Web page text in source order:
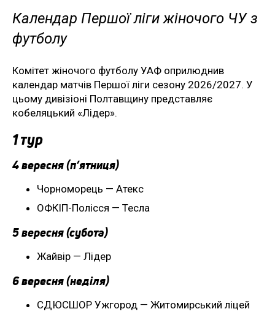
Календар Першої ліги жіночого ЧУ з
футболу
Комітет жіночого футболу УАФ оприлюднив
календар матчів Першої ліги сезону 2026/2027. У
цьому дивізіоні Полтавщину представляє
кобеляцький «Лідер».
1 тур
4 вересня (п’ятниця)
Чорноморець — Атекс
ОФКІП-Полісся — Тесла
5 вересня (субота)
Жайвір — Лідер
6 вересня (неділя)
СДЮСШОР Ужгород — Житомирський ліцей